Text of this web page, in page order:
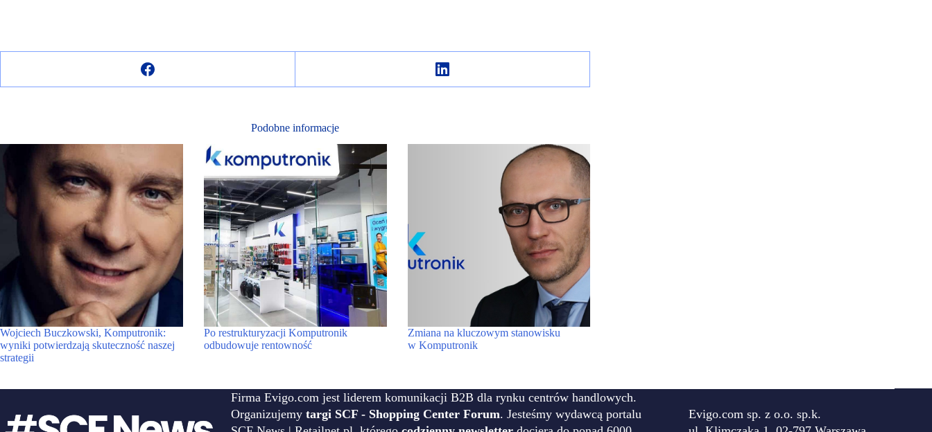
Podobne informacje
Wojciech Buczkowski, Komputronik:
wyniki potwierdzają skuteczność naszej
strategii
Po restrukturyzacji Komputronik
odbudowuje rentowność
Zmiana na kluczowym stanowisku
w Komputronik
Firma Evigo.com jest liderem komunikacji B2B dla rynku centrów handlowych.
Organizujemy targi SCF - Shopping Center Forum. Jesteśmy wydawcą portalu
Evigo.com sp. z o.o. sp.k.